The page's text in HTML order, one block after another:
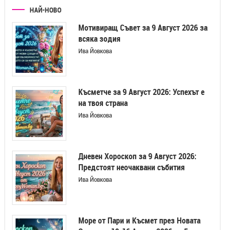
НАЙ-НОВО
Мотивиращ Съвет за 9 Август 2026 за
всяка зодия
Ива Йовкова
Късметче за 9 Август 2026: Успехът е
на твоя страна
Ива Йовкова
Дневен Хороскоп за 9 Август 2026:
Предстоят неочаквани събития
Ива Йовкова
Море от Пари и Късмет през Новата